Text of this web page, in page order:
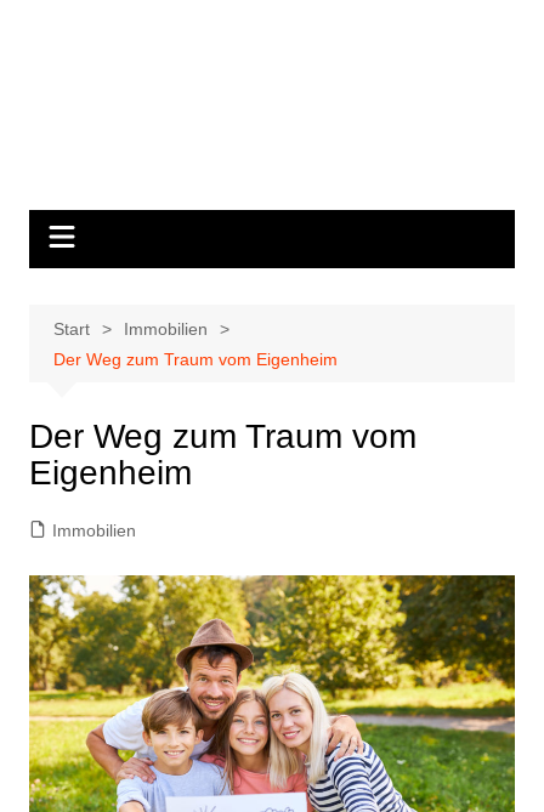
Start
Immobilien
Der Weg zum Traum vom Eigenheim
Der Weg zum Traum vom
Eigenheim
Immobilien